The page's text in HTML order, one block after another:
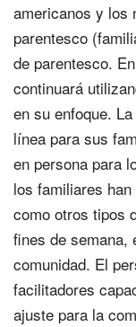
americanos y los
parentesco
de parentesco.
continuará
en su enfoque.
línea para sus
en persona para
los familiares
como otros tipos
fines de
comunidad. El
facilitadores
ajuste para la